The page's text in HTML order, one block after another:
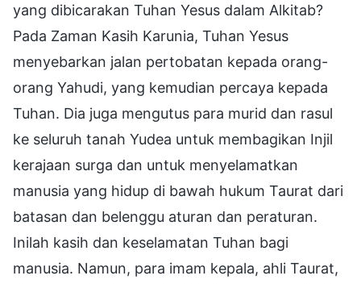
yang dibicarakan Tuhan Yesus dalam Alkitab?
Pada Zaman Kasih Karunia, Tuhan Yesus
menyebarkan jalan pertobatan kepada orang-
orang Yahudi, yang kemudian percaya kepada
Tuhan. Dia juga mengutus para murid dan rasul
ke seluruh tanah Yudea untuk membagikan Injil
kerajaan surga dan untuk menyelamatkan
manusia yang hidup di bawah hukum Taurat dari
batasan dan belenggu aturan dan peraturan.
Inilah kasih dan keselamatan Tuhan bagi
manusia. Namun, para imam kepala, ahli Taurat,